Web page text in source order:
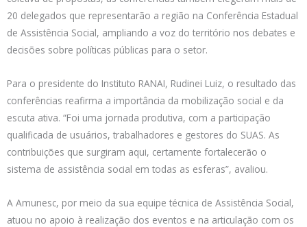
20 delegados que representarão a região na Conferência Estadual
de Assistência Social, ampliando a voz do território nos debates e
decisões sobre políticas públicas para o setor.
Para o presidente do Instituto RANAI, Rudinei Luiz, o resultado das
conferências reafirma a importância da mobilização social e da
escuta ativa. “Foi uma jornada produtiva, com a participação
qualificada de usuários, trabalhadores e gestores do SUAS. As
contribuições que surgiram aqui, certamente fortalecerão o
sistema de assistência social em todas as esferas”, avaliou.
A Amunesc, por meio da sua equipe técnica de Assistência Social,
atuou no apoio à realização dos eventos e na articulação com os